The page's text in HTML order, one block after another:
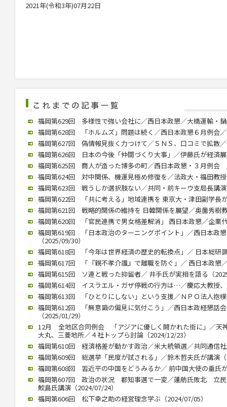
2021年(令和3年)07月22日
福岡第629回 多様性で強い会社に／西日本政懇／大橋運輸・
福岡第628回 「ホルムズ」問題は続く／西日本政懇６月例会
福岡第627回 偽情報見抜く力つけて／ＳＮＳ、口コミで拡散
福岡第626回 日本の今後「仲間づくり大事」／伊藤氏が経済
福岡第625回 商人が造った博多の町／西日本政懇・３月例会
福岡第624回 対中関係、機運見極め修復を／法政大・福田教
福岡第623回 戦うしか選択肢ない／共同・前キーウ支局長講
福岡第622回 「共に考える」地域連携を 東京大・津田副学長
福岡第621回 戦略的関係の維持を 日韓関係を展望／奥薗秀樹
福岡第620回 「官民連携で男女格差解消」 西日本政懇／企業
福岡第619回 「日本政治のターニングポイント」／西日本政
（2025/09/30）
福岡第618回 「今年は世界経済の歴史的転換点」／ 日本総
福岡第617回 「『親不孝介護』で離職を防ぐ」／ 西日本政懇
福岡第615回 ソ連と戦った抑留者／ 井手氏が実相を語る（
福岡第614回 イスラエル・ガザ停戦の行方は…／慶応大教授
福岡第613回 「ひとりにしない」という支援／ＮＰＯ法人抱
福岡第612回 「無意識の偏見に気付こう」／西日本政経懇話
（2025/01/29）
12月 全地区合同例会 「アジアに優しく開かれた街に」／天
大丸、三菱地所／４社トップら討論（2024/12/23）
福岡第610回 経済格差が動かす政治／米大統領選／共同通信
福岡第609回 総選挙「民度が試される」／鈴木哲夫氏が講演
福岡第608回 習近平の中国をどうみるか／ 前中国大使の垂氏
福岡第607回 政治の状況 都知事選で一変／蓮舫氏敗北 立
鮫島氏講演（2024/07/24）
福岡第606回 松下幸之助の経営理念学ぶ（2024/07/05）